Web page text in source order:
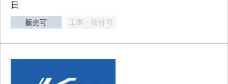
日
販売可 工事・取付可